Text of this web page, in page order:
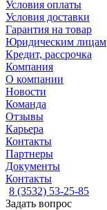
Условия оплаты
Условия доставки
Гарантия на товар
Юридическим лицам
Кредит, рассрочка
Компания
О компании
Новости
Команда
Отзывы
Карьера
Контакты
Партнеры
Документы
Контакты
8 (3532) 53-25-85
Задать вопрос